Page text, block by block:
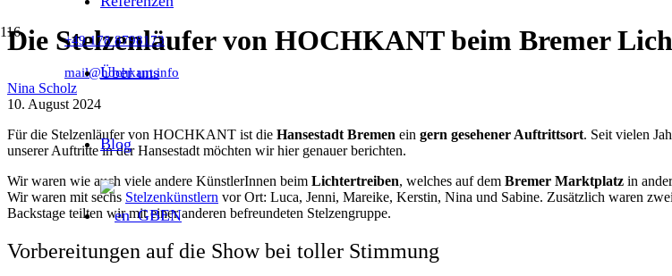
+49 178 8798173
mail@hochkant.info
Über uns
Blog
EN
Die Stelzenläufer von HOCHKANT beim Bremer
Nina Scholz
10. August 2024
Für die Stelzenläufer von HOCHKANT ist die Hansestadt Bremen ein gern gesehener Auftrittsort. Seit vielen
unserer Auftritte in der Hansestadt möchten wir hier genauer berichten.
Wir waren wie auch viele andere KünstlerInnen beim Lichtertreiben, welches auf dem Bremer Marktplatz in
Wir waren mit sechs Stelzenkünstlern vor Ort: Luca, Jenni, Mareike, Kerstin, Nina und Sabine. Zusätzlich waren
Backstage teilten wir mit einer anderen befreundeten Stelzengruppe.
Vorbereitungen auf die Show bei toller Stimmung